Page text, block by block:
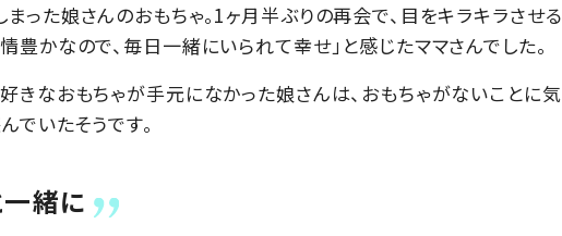
った娘さんのおもちゃ。1ヶ月半ぶりの再会で、目をキラキラさせる
豊かなので、毎日一緒にいられて幸せ」と感じたママさんでした。
きなおもちゃが手元になかった娘さんは、おもちゃがないことに気
でいたそうです。
緒に